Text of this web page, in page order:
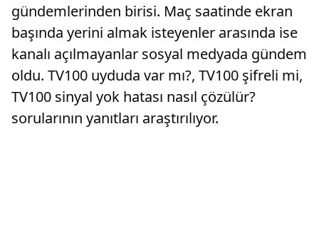
gündemlerinden birisi. Maç saatinde ekran
başında yerini almak isteyenler arasında ise
kanalı açılmayanlar sosyal medyada gündem
oldu. TV100 uyduda var mı?, TV100 şifreli mi,
TV100 sinyal yok hatası nasıl çözülür?
sorularının yanıtları araştırılıyor.